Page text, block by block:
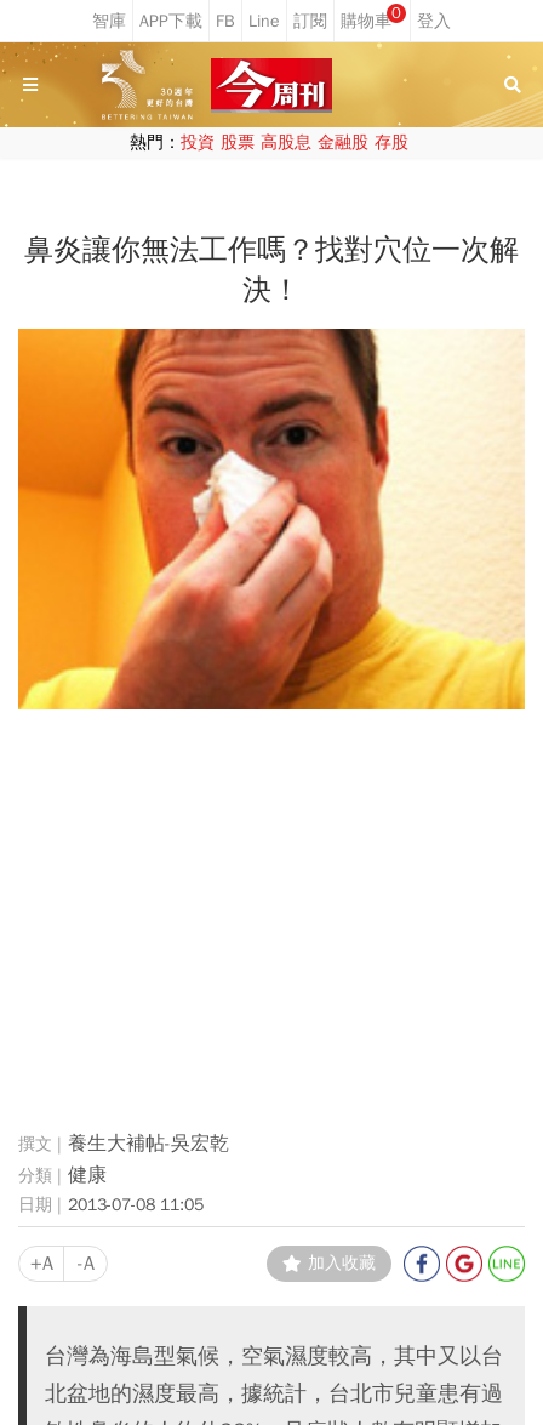
0
熱門： 投資 股票 高股息 金融股 存股
鼻炎讓你無法工作嗎？找對穴位一次解
決！
養生大補帖-吳宏乾
健康
2013-07-08 11:05
+A -A 加入收藏
台灣為海島型氣候，空氣濕度較高，其中又以台
北盆地的濕度最高，據統計，台北市兒童患有過